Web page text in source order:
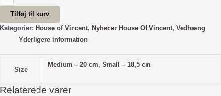
Maj
Forgyldt
Tilføj til kurv
Kategorier: House of Vincent, Nyheder House Of Vincent, Vedhæng
Yderligere information
Size
Medium – 20 cm, Small – 18,5 cm
Relaterede varer